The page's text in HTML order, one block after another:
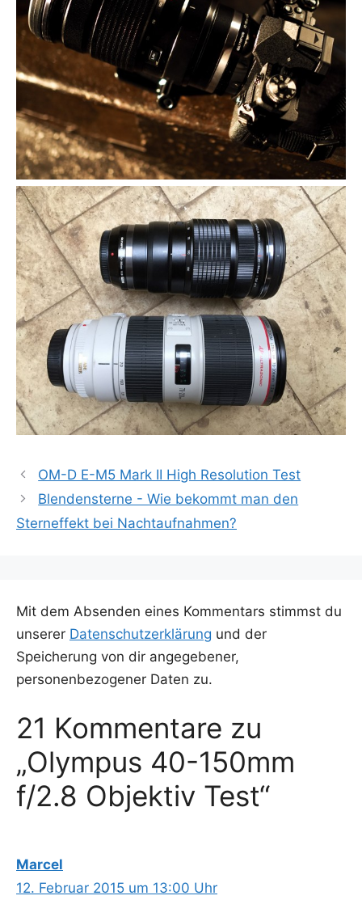
OM-D E-M5 Mark II High Resolution Test
Blendensterne - Wie bekommt man den
Sterneffekt bei Nachtaufnahmen?
Mit dem Absenden eines Kommentars stimmst du
unserer Datenschutzerklärung und der
Speicherung von dir angegebener,
personenbezogener Daten zu.
21 Kommentare zu
„Olympus 40-150mm
f/2.8 Objektiv Test“
Marcel
12. Februar 2015 um 13:00 Uhr